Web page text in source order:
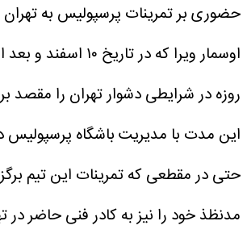
حضوری بر تمرینات پرسپولیس به
روزه در شرایطی دشوار تهران را مقصد
این مدت با مدیریت باشگاه پرسپولیس
حتی در مقطعی که تمرینات این تیم
مدنظذ خود را نیز به کادر فنی حاضر در